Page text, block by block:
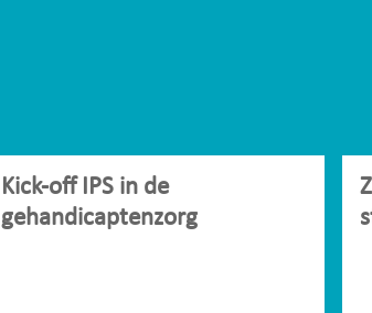
Kick-off IPS in de
gehandicaptenzorg